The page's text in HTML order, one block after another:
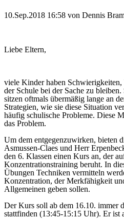
10.Sep.2018 16:58 von Dennis
Liebe Eltern,
viele Kinder haben Schwierigkeiten,
der Schule bei der Sache zu
sitzen oftmals übermäßig lange an
Strategien, wie sie diese Situation
häufig schulische Probleme. Diese
das Problem.
Um dem entgegenzuwirken, bieten
Asmussen-Claes und Herr
den 6. Klassen einen Kurs an, der
Konzentrationstraining beruht. In
Übungen Techniken vermitteln
Konzentration, der Merkfähigkeit
Allgemeinen geben sollen.
Der Kurs soll ab dem 16.10. immer
stattfinden (13:45-15:15 Uhr). Er ist